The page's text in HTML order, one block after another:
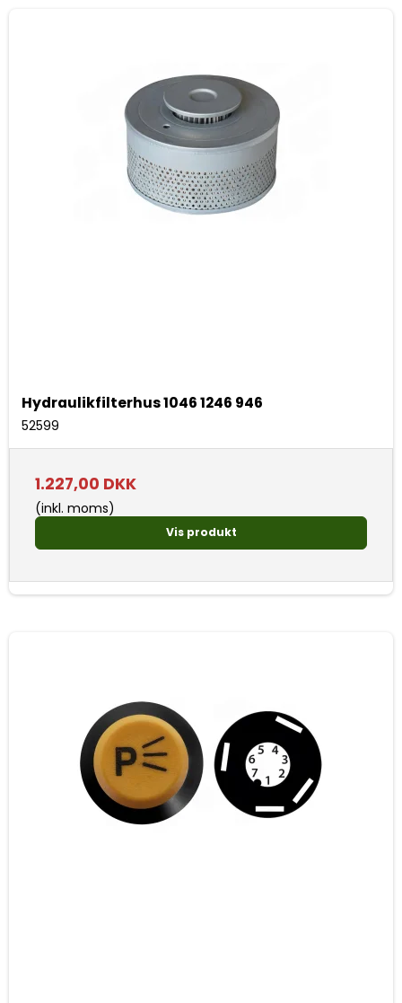
Hydraulikfilterhus 1046 1246 946
52599
1.227,00 DKK
(inkl. moms)
Vis produkt